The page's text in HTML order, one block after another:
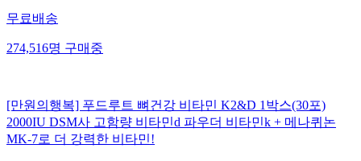
무료배송
274,516명구매중
[만원의행복] 푸드루트 뼈건강 비타민 K2&D 1박스(30포)
2000IU DSM사 고함량 비타민d 파우더 비타민k + 메나퀴논
MK-7로 더 강력한 비타민!